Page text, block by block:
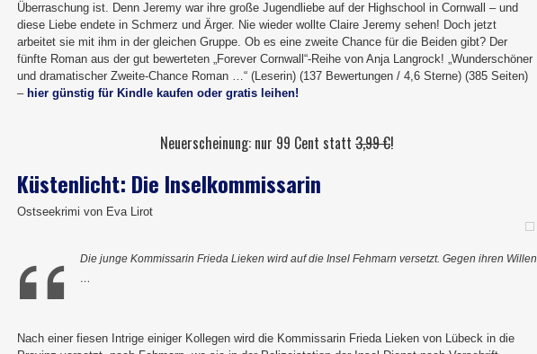
Überraschung ist. Denn Jeremy war ihre große Jugendliebe auf der Highschool in Cornwall – und
diese Liebe endete in Schmerz und Ärger. Nie wieder wollte Claire Jeremy sehen! Doch jetzt
arbeitet sie mit ihm in der gleichen Gruppe. Ob es eine zweite Chance für die Beiden gibt? Der
fünfte Roman aus der gut bewerteten „Forever Cornwall“-Reihe von Anja Langrock! „Wunderschöner
und dramatischer Zweite-Chance Roman …“ (Leserin) (137 Bewertungen / 4,6 Sterne) (385 Seiten)
– hier günstig für Kindle kaufen oder gratis leihen!
Neuerscheinung: nur 99 Cent statt 3,99 €!
Küstenlicht: Die Inselkommissarin
Ostseekrimi von Eva Lirot
Die junge Kommissarin Frieda Lieken wird auf die Insel Fehmarn versetzt. Gegen ihren Willen
…
Nach einer fiesen Intrige einiger Kollegen wird die Kommissarin Frieda Lieken von Lübeck in die